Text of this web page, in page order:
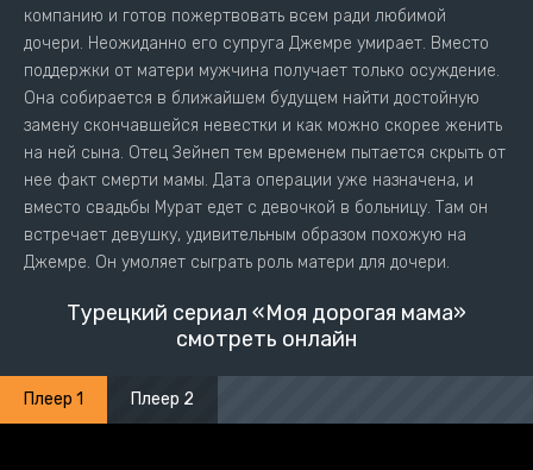
компанию и готов пожертвовать всем ради любимой
дочери. Неожиданно его супруга Джемре умирает. Вместо
поддержки от матери мужчина получает только осуждение.
Она собирается в ближайшем будущем найти достойную
замену скончавшейся невестки и как можно скорее женить
на ней сына. Отец Зейнеп тем временем пытается скрыть от
нее факт смерти мамы. Дата операции уже назначена, и
вместо свадьбы Мурат едет с девочкой в больницу. Там он
встречает девушку, удивительным образом похожую на
Джемре. Он умоляет сыграть роль матери для дочери.
Турецкий сериал «Моя дорогая мама»
смотреть онлайн
Плеер 1 Плеер 2